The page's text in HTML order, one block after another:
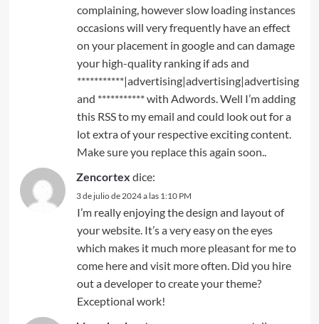
complaining, however slow loading instances
occasions will very frequently have an effect
on your placement in google and can damage
your high-quality ranking if ads and
***********|advertising|advertising|advertising
and *********** with Adwords. Well I’m adding
this RSS to my email and could look out for a
lot extra of your respective exciting content.
Make sure you replace this again soon..
Zencortex dice:
3 de julio de 2024 a las 1:10 PM
I’m really enjoying the design and layout of
your website. It’s a very easy on the eyes
which makes it much more pleasant for me to
come here and visit more often. Did you hire
out a developer to create your theme?
Exceptional work!